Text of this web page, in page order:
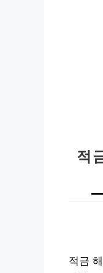
적
적금